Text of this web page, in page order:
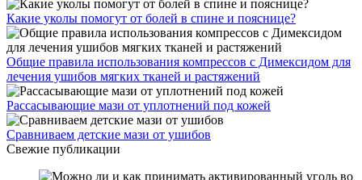
Какие уколы помогут от болей в спине и пояснице?
Общие правила использования компрессов с Димексидом для
лечения ушибов мягких тканей и растяжений
Рассасывающие мази от уплотнений под кожей
Сравниваем детские мази от ушибов
Свежие публикации